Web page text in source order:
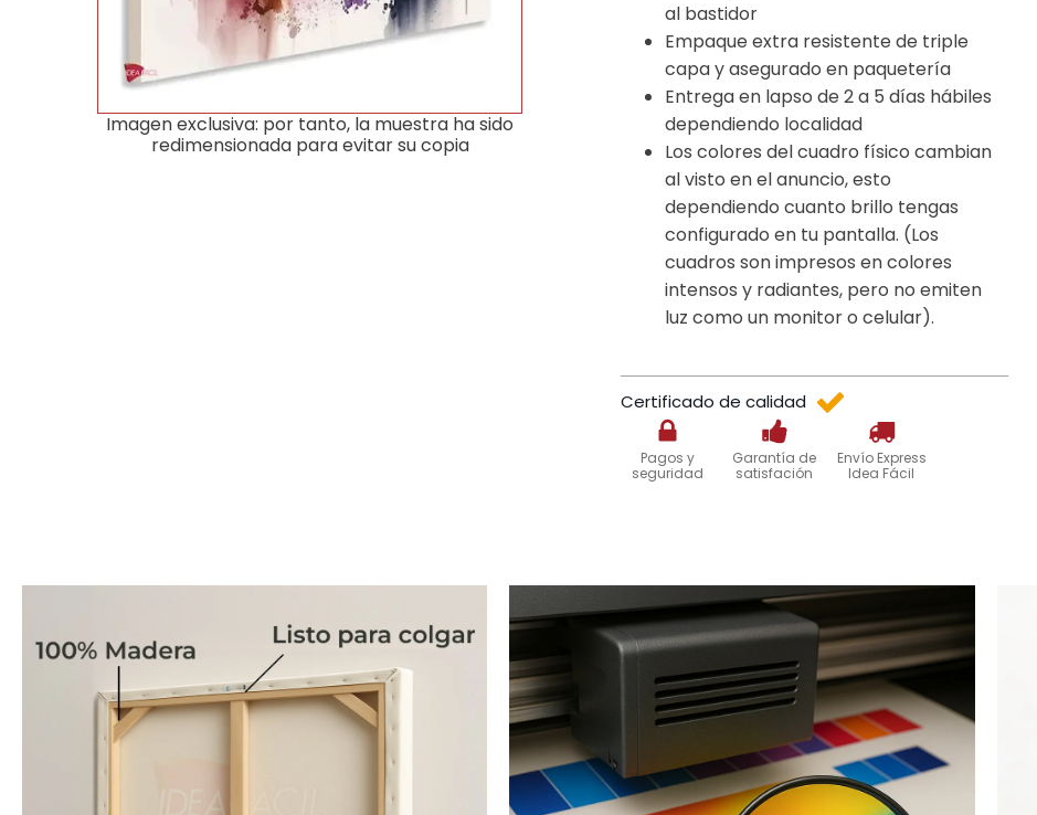
Imagen exclusiva: por tanto, la muestra ha sido
redimensionada para evitar su copia
al bastidor
Empaque extra resistente de triple
capa y asegurado en paquetería
Entrega en lapso de 2 a 5 días hábiles
dependiendo localidad
Los colores del cuadro físico cambian
al visto en el anuncio, esto
dependiendo cuanto brillo tengas
configurado en tu pantalla. (Los
cuadros son impresos en colores
intensos y radiantes, pero no emiten
luz como un monitor o celular).
Certificado de calidad
Pagos y
seguridad
Garantía de
satisfación
Envío Express
Idea Fácil